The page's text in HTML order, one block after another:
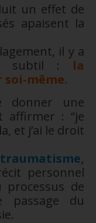
un effet de
apaisent la
il y a
subtil : la
soi-même.
donner une
affirmer : “je
et j’ai le droit
personnel
de
passage du